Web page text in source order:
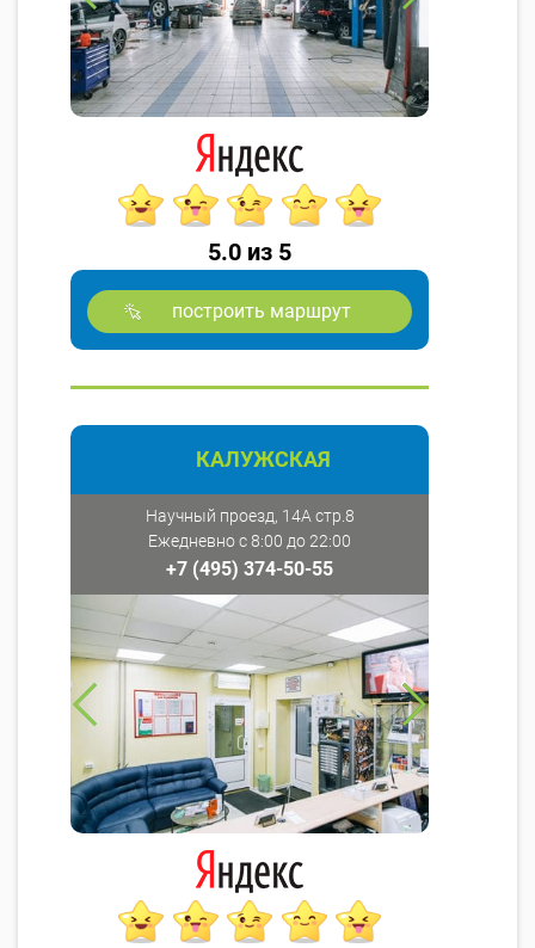
5.0 из 5
построить маршрут
КАЛУЖСКАЯ
Научный проезд, 14А стр.8
Ежедневно с 8:00 до 22:00
+7 (495) 374-50-55